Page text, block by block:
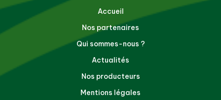
Accueil
Nos partenaires
Qui sommes-nous ?
Actualités
Nos producteurs
Mentions légales